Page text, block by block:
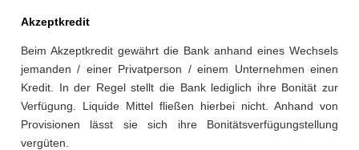
Akzeptkredit
Beim Akzeptkredit gewährt die Bank anhand eines Wechsels
jemanden / einer Privatperson / einem Unternehmen einen
Kredit. In der Regel stellt die Bank lediglich ihre Bonität zur
Verfügung. Liquide Mittel fließen hierbei nicht. Anhand von
Provisionen lässt sie sich ihre Bonitätsverfügungstellung
vergüten.